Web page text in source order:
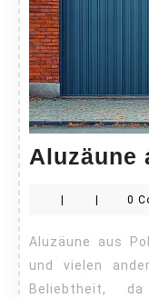
Aluzäune
0
Aluzäune aus Polen erfreuen sich in Deutschland
und vielen
Beliebtheit,